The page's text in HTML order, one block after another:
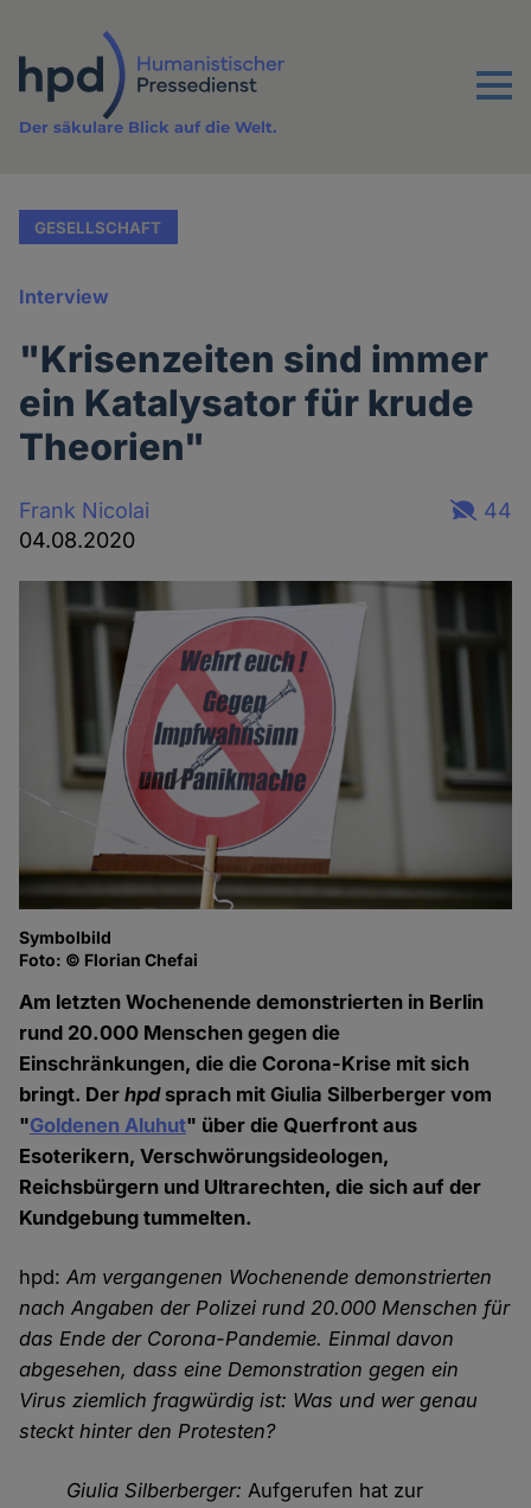
Inhalt
Menu
Der säkulare Blick auf die Welt.
GESELLSCHAFT
Interview
"Krisenzeiten sind immer
ein Katalysator für krude
Theorien"
Frank Nicolai
04.08.2020
44
Symbolbild
Foto: © Florian Chefai
Am letzten Wochenende demonstrierten in Berlin
rund 20.000 Menschen gegen die
Einschränkungen, die die Corona-Krise mit sich
bringt. Derhpdsprach mit Giulia Silberberger vom
"Goldenen Aluhut" über die Querfront aus
Esoterikern, Verschwörungsideologen,
Reichsbürgern und Ultrarechten, die sich auf der
Kundgebung tummelten.
hpd:Am vergangenen Wochenende demonstrierten
nach Angaben der Polizei rund 20.000 Menschen für
das Ende der Corona-Pandemie. Einmal davon
abgesehen, dass eine Demonstration gegen ein
Virus ziemlich fragwürdig ist: Was und wer genau
steckt hinter den Protesten?
Giulia Silberberger: Aufgerufen hat zur